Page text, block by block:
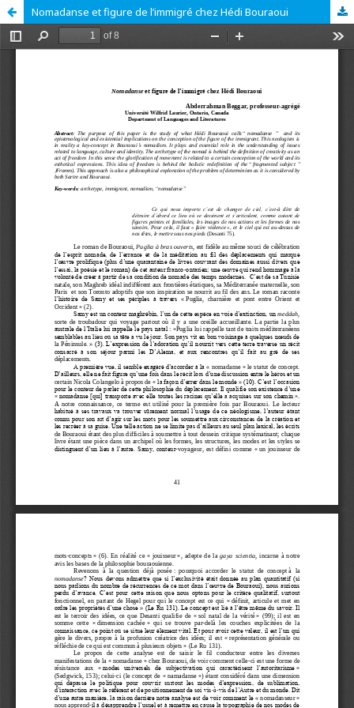
Nomadanse et figure de l’immigré chez Hédi Bouraoui